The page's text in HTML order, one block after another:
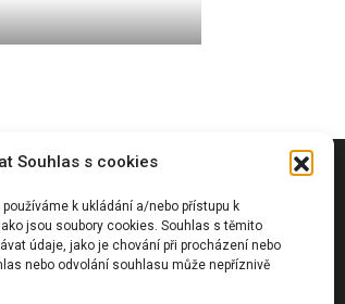
Souhlas s cookies
k ukládání a/nebo přístupu k
jsou soubory cookies. Souhlas s těmito
údaje, jako je chování při procházení nebo
nebo odvolání souhlasu může nepříznivě